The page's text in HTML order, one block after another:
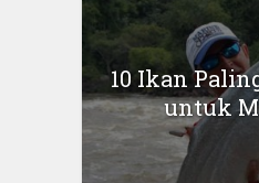
10 Ikan
untuk